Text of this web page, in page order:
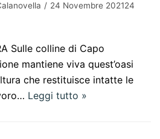
24 Novembre 202124
Sulle colline di Capo
mantiene viva quest’oasi
che restituisce intatte le
Leggi tutto »